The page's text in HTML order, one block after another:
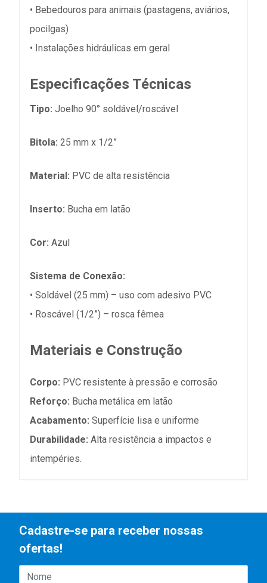
• Bebedouros para animais (pastagens, aviários,
pocilgas)
• Instalações hidráulicas em geral
Especificações Técnicas
Tipo: Joelho 90° soldável/roscável
Bitola: 25 mm x 1/2”
Material: PVC de alta resistência
Inserto: Bucha em latão
Cor: Azul
Sistema de Conexão:
• Soldável (25 mm) – uso com adesivo PVC
• Roscável (1/2”) – rosca fêmea
Materiais e Construção
Corpo: PVC resistente à pressão e corrosão
Reforço: Bucha metálica em latão
Acabamento: Superfície lisa e uniforme
Durabilidade: Alta resistência a impactos e
intempéries.
Cadastre-se para receber nossas
ofertas!